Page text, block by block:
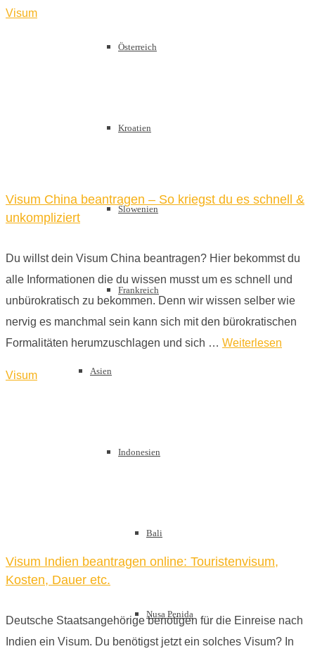
Österreich
Kroatien
Slowenien
Frankreich
Asien
Indonesien
Bali
Nusa Penida
Visum
Visum China beantragen – So kriegst du es schnell &
unkompliziert
Du willst dein Visum China beantragen? Hier bekommst du
alle Informationen die du wissen musst um es schnell und
unbürokratisch zu bekommen. Denn wir wissen selber wie
nervig es manchmal sein kann sich mit den bürokratischen
Formalitäten herumzuschlagen und sich … Weiterlesen
Visum
Visum Indien beantragen online: Touristenvisum,
Kosten, Dauer etc.
Deutsche Staatsangehörige benötigen für die Einreise nach
Indien ein Visum. Du benötigst jetzt ein solches Visum? In